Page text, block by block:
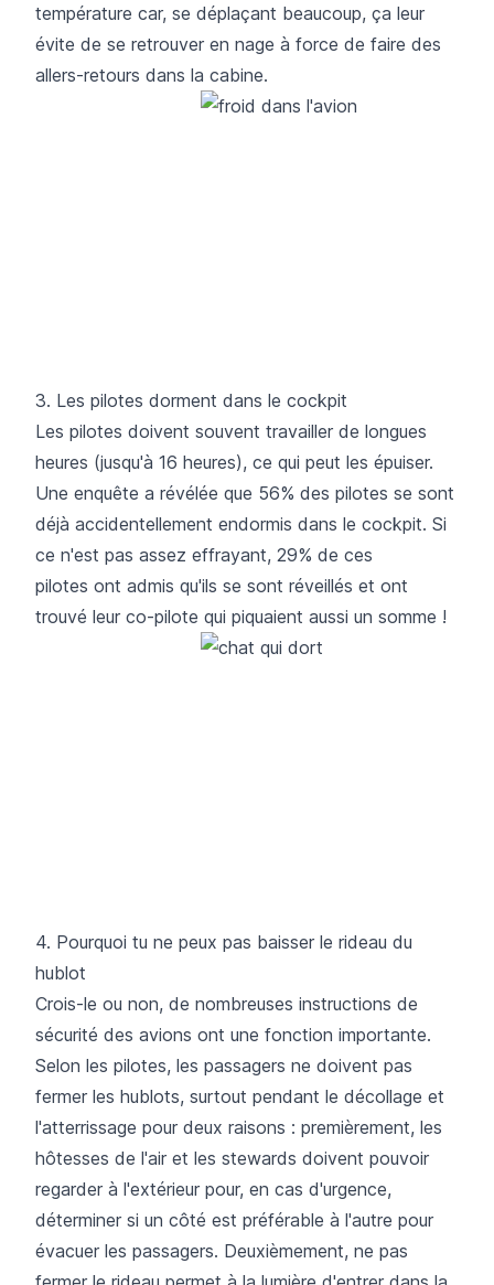
température car, se déplaçant beaucoup, ça leur
évite de se retrouver en nage à force de faire des
allers-retours dans la cabine.
3. Les pilotes dorment dans le cockpit
Les pilotes doivent souvent travailler de longues
heures (jusqu'à 16 heures), ce qui peut les épuiser.
Une enquête a révélée que 56% des pilotes se sont
déjà accidentellement endormis dans le cockpit. Si
ce n'est pas assez effrayant, 29% de ces
pilotes ont admis qu'ils se sont réveillés et ont
trouvé leur co-pilote qui piquaient aussi un somme !
4. Pourquoi tu ne peux pas baisser le rideau du
hublot
Crois-le ou non, de nombreuses instructions de
sécurité des avions ont une fonction importante.
Selon les pilotes, les passagers ne doivent pas
fermer les hublots, surtout pendant le décollage et
l'atterrissage pour deux raisons : premièrement, les
hôtesses de l'air et les stewards doivent pouvoir
regarder à l'extérieur pour, en cas d'urgence,
déterminer si un côté est préférable à l'autre pour
évacuer les passagers. Deuxièmement, ne pas